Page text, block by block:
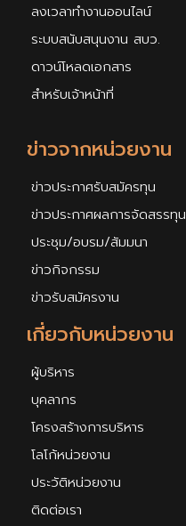
เกี่ยวกับหน่วยงาน
ผู้บริหาร
บุคลากร
โครงสร้างการบริหาร
โลโก้หน่วยงาน
ประวัติหน่วยงาน
ติดต่อเรา
ข่าวจากหน่วยงาน
ข่าวประกาศรับสมัครทุน
ข่าวประกาศผลการจัดสรรทุน
ประชุม/อบรม/สัมมนา
ข่าวกิจกรรม
ข่าวรับสมัครงาน
ลงเวลาทำงานออนไลน์
ระบบสนับสนุนงาน สบว.
ดาวน์โหลดเอกสาร
สำหรับเจ้าหน้าที่